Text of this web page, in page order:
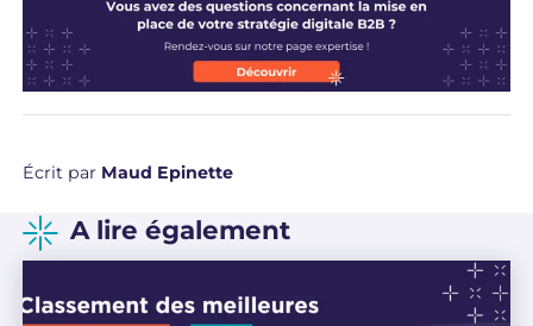
Écrit par Maud Epinette
A lire également